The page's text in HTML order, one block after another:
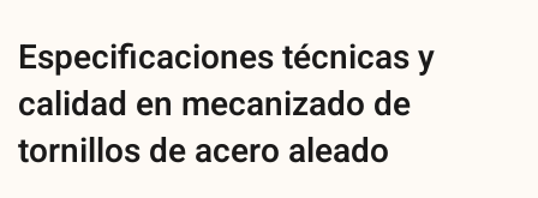
Especificaciones técnicas y
calidad en mecanizado de
tornillos de acero aleado